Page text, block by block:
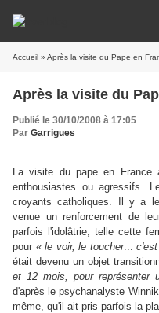
Accueil » Après la visite du Pape en
Après la visite du
Publié le 30/10/2008 à 17:05
Par Garrigues
La visite du pape en France
enthousiastes ou agressifs.
croyants catholiques. Il y a
venue un renforcement de
parfois l'idolâtrie, telle cette
pour «le voir, le toucher...
était devenu un objet
et 12 mois, pour représenter
d'après le psychanalyste
même, qu'il ait pris parfois la